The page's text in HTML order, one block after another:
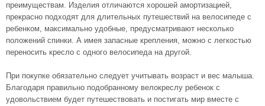
преимуществам. Изделия отличаются хорошей амортизацией,
прекрасно подходят для длительных путешествий на велосипеде с
ребенком, максимально удобные, предусматривают несколько
положений спинки. А имея запасные крепления, можно с легкостью
переносить кресло с одного велосипеда на другой.
При покупке обязательно следует учитывать возраст и вес малыша.
Благодаря правильно подобранному велокреслу ребенок с
удовольствием будет путешествовать и постигать мир вместе с